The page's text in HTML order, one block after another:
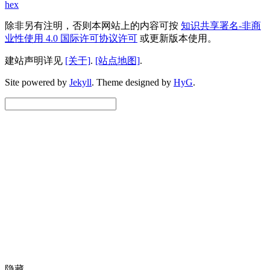
hex
除非另有注明，否则本网站上的内容可按 知识共享署名-非商
业性使用 4.0 国际许可协议许可 或更新版本使用。
建站声明详见 [关于]. [站点地图].
Site powered by Jekyll. Theme designed by HyG.